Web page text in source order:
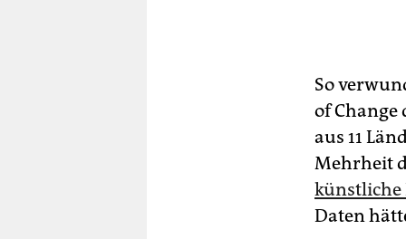
So
of Change
aus 11
Mehrheit
künstliche
Daten